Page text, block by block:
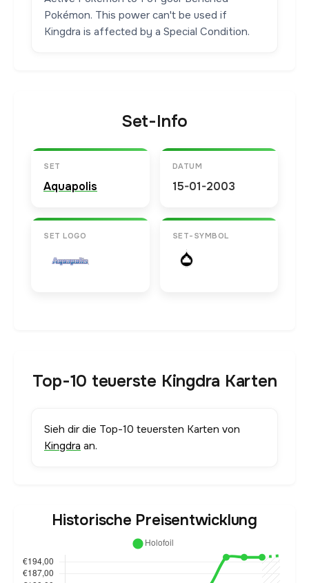
Pokémon. This power can't be used if
Kingdra is affected by a Special Condition.
Set-Info
SET
Aquapolis
DATUM
15-01-2003
SET LOGO SET-SYMBOL
Top-10 teuerste Kingdra Karten
Sieh dir die Top-10 teuersten Karten von
Kingdra an.
Historische Preisentwicklung